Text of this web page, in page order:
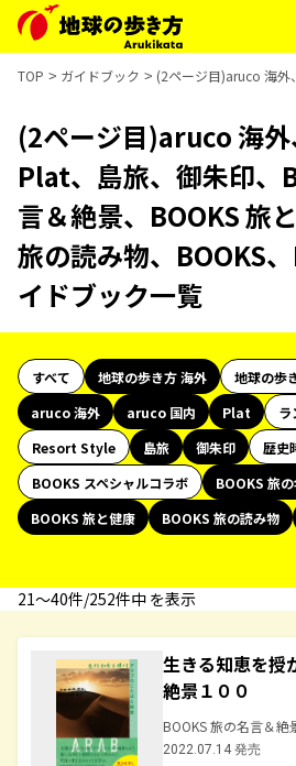
TOP ガイドブック (2ページ目)aruco 海外
(2ページ目)aruco 海外
Plat、島旅、御朱印、
言＆絶景、BOOKS 旅
旅の読み物、BOOKS
イドブック一覧
すべて 地球の歩き方 海外
地球の歩
aruco 海外
aruco 国内 Plat
ラ
Resort Style
島旅 御朱印 歴史
BOOKS スペシャルコラボ
BOOKS 旅
BOOKS 旅と健康
BOOKS 旅の読み物
21〜40件/252件中 を表示
生きる知恵を授
絶景１００
BOOKS 旅の名言＆絶
2022.07.14 発売